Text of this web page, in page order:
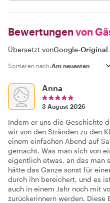
Bewertungen von
Übersetzt vonGoogle-Original
Sortieren nach:
Anna
3 August 2026
Indem er uns die Geschichte
wir von den Stränden zu den
einem einfachen Abend auf
gemacht. Was man sich von
eigentlich etwas, an das man
hätte das Ganze sonst für
durch ihn bereichert, und es
auch in einem Jahr noch mit
zurückerinnern werden. Diese